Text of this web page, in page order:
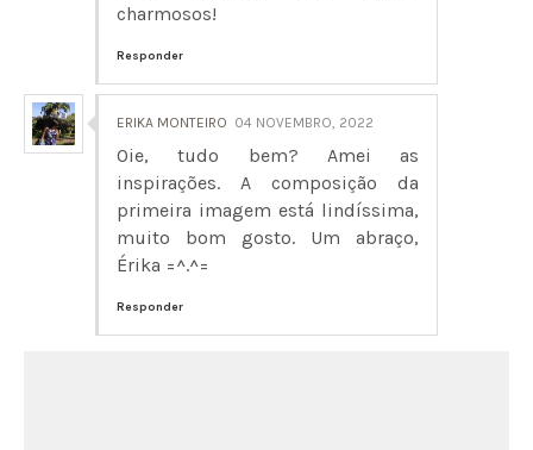
charmosos!
Responder
ERIKA MONTEIRO 04 NOVEMBRO, 2022
Oie, tudo bem? Amei as
inspirações. A composição da
primeira imagem está lindíssima,
muito bom gosto. Um abraço,
Érika =^.^=
Responder